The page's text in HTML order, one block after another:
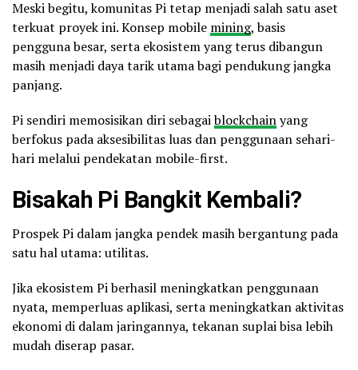
Meski begitu, komunitas Pi tetap menjadi salah satu aset
terkuat proyek ini. Konsep mobile mining, basis
pengguna besar, serta ekosistem yang terus dibangun
masih menjadi daya tarik utama bagi pendukung jangka
panjang.
Pi sendiri memosisikan diri sebagaiblockchainyang
berfokus pada aksesibilitas luas dan penggunaan sehari-
hari melalui pendekatan mobile-first.
Bisakah Pi Bangkit Kembali?
Prospek Pi dalam jangka pendek masih bergantung pada
satu hal utama: utilitas.
Jika ekosistem Pi berhasil meningkatkan penggunaan
nyata, memperluas aplikasi, serta meningkatkan aktivitas
ekonomi di dalam jaringannya, tekanan suplai bisa lebih
mudah diserap pasar.